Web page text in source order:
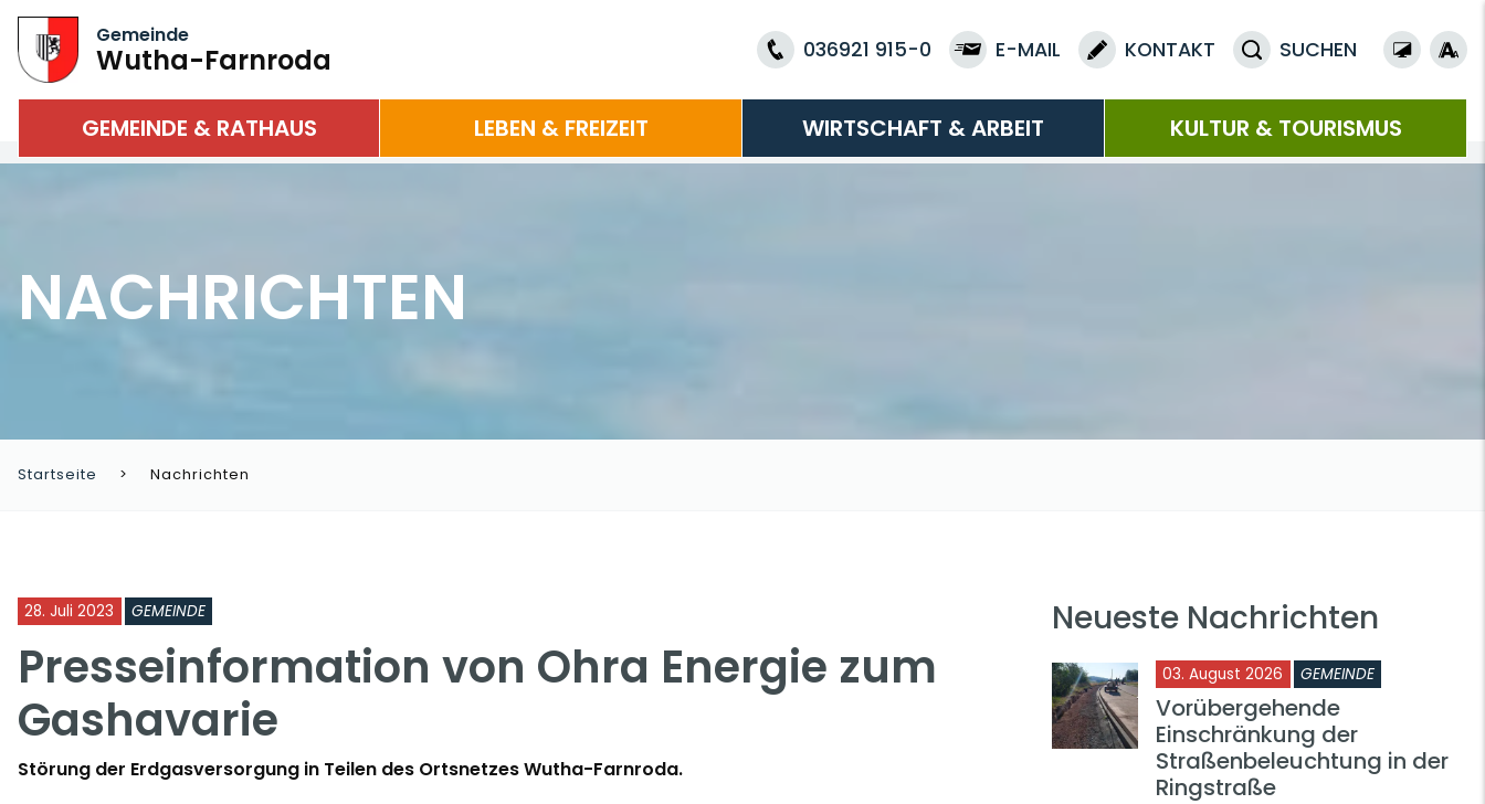
Gemeinde
Wutha-Farnroda 036921 915-0 E-MAIL KONTAKT SUCHEN
GEMEINDE & RATHAUS LEBEN & FREIZEIT WIRTSCHAFT & ARBEIT KULTUR & TOURISMUS
NACHRICHTEN
Startseite Nachrichten
28. Juli 2023 GEMEINDE
Presseinformation von Ohra Energie zum
Gashavarie
Störung der Erdgasversorgung in Teilen des Ortsnetzes Wutha-Farnroda.
Neueste Nachrichten
03. August 2026 GEMEINDE
Vorübergehende
Einschränkung der
Straßenbeleuchtung in der
Ringstraße